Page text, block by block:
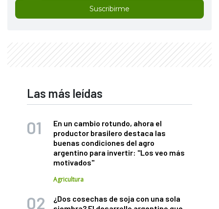
Suscribirme
Las más leídas
En un cambio rotundo, ahora el
productor brasilero destaca las
buenas condiciones del agro
argentino para invertir: "Los veo más
motivados"
Agricultura
¿Dos cosechas de soja con una sola